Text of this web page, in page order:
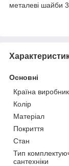
металеві шайби
Основні
Країна виробник
Колір
Матеріал
Покриття
Стан
Тип
сантехніки